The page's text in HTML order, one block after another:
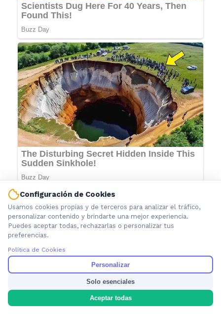
Plata y la provincia de Buenos Aires.
Configuración de Cookies
Usamos cookies propias y de terceros para analizar el tráfico,
personalizar contenido y brindarte una mejor experiencia.
Puedes aceptar todas, rechazarlas o personalizar tus
preferencias.
Política de Cookies
Personalizar
Solo esenciales
Aceptar todas